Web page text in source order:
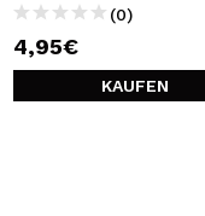
(0)
4,95€
KAUFEN